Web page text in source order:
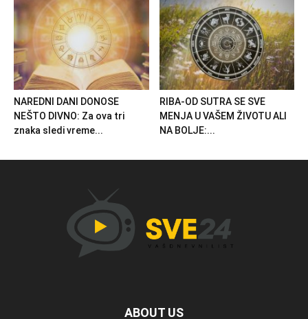
NAREDNI DANI DONOSE
NEŠTO DIVNO: Za ova tri
znaka sledi vreme...
RIBA-OD SUTRA SE SVE
MENJA U VAŠEM ŽIVOTU ALI
NA BOLJE:...
ABOUT US